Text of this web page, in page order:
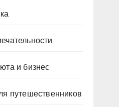
и бизнес
путешественников